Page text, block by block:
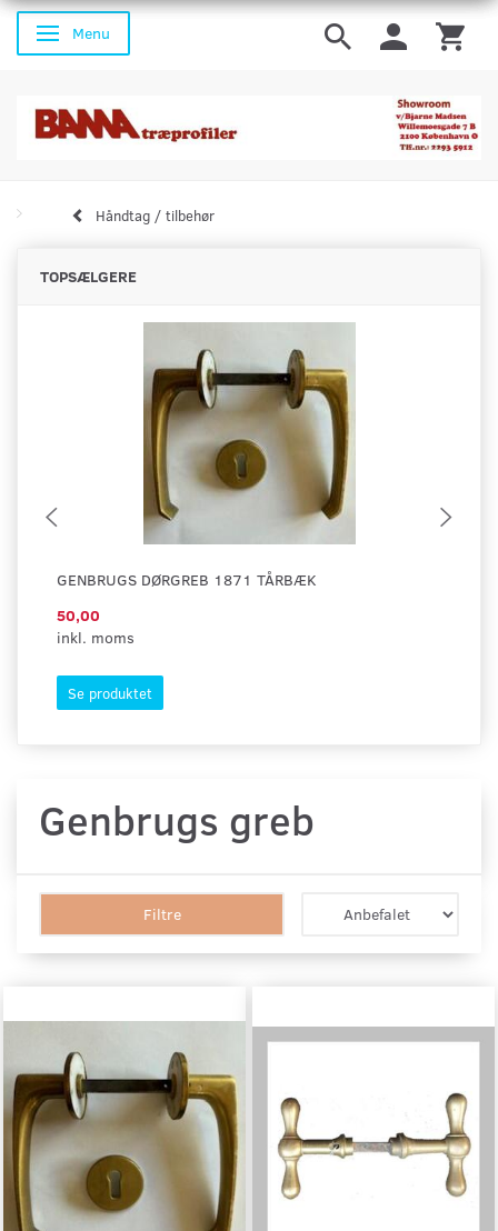
Skifte navigation
Menu
Håndtag / tilbehør
TOPSÆLGERE
GENBRUGS DØRGREB 1871 TÅRBÆK
50,00
inkl. moms
Se produktet
Genbrugs greb
Filtre